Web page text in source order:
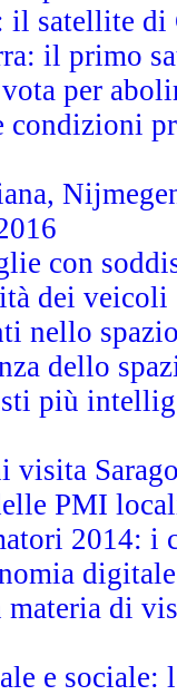
il satellite
il primo
vota per
condizioni
con
dei veicoli
nello
dello
più
visita
PMI
2014:
digitale
di
e